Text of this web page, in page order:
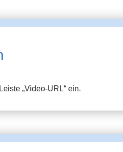
„Video-URL“ ein.